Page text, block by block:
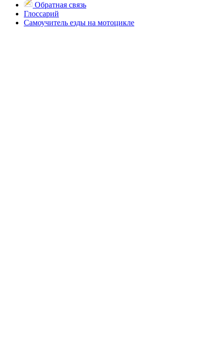
Обратная связь
Глоссарий
Самоучитель езды на мотоцикле